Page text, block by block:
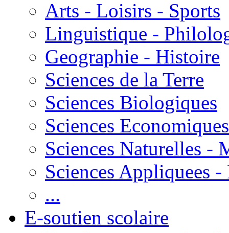
Arts - Loisirs - Sports
Linguistique -
Geographie - Histoire
Sciences de la Terre
Sciences Biologiques
Sciences Economiques
Sciences Naturelles -
Sciences Appliquees
...
E-soutien scolaire